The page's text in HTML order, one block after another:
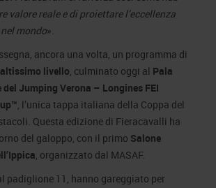
valore reale e di proiettare l’eccellenza
mondo».
ancora una volta, un programma di
livello, culminato oggi al Pala
Jumping Verona – Longines FEI
, l’unica tappa italiana della Coppa del
Questa edizione di Fieracavalli ha
del galoppo, con il primo Salone
, organizzato dal MASAF.
padiglione 11, hanno gareggiato per